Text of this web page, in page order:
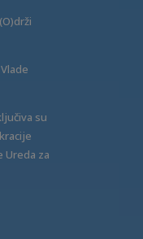
su
Ureda za